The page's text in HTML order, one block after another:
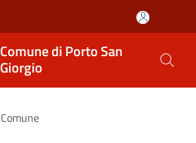
Comune di Porto San
Giorgio
Comune